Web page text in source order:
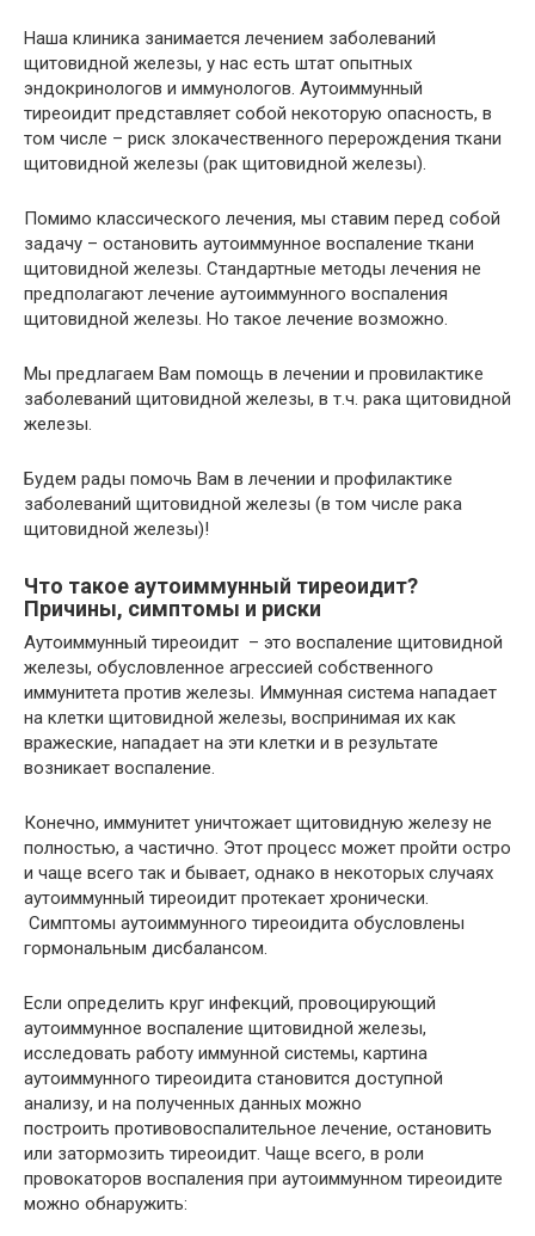
Наша клиника занимается лечением заболеваний
щитовидной железы, у нас есть штат опытных
эндокринологов и иммунологов. Аутоиммунный
тиреоидит представляет собой некоторую опасность, в
том числе – риск злокачественного перерождения ткани
щитовидной железы (рак щитовидной железы).
Помимо классического лечения, мы ставим перед собой
задачу – остановить аутоиммунное воспаление ткани
щитовидной железы. Стандартные методы лечения не
предполагают лечение аутоиммунного воспаления
щитовидной железы. Но такое лечение возможно.
Мы предлагаем Вам помощь в лечении и провилактике
заболеваний щитовидной железы, в т.ч. рака щитовидной
железы.
Будем рады помочь Вам в лечении и профилактике
заболеваний щитовидной железы (в том числе рака
щитовидной железы)!
Что такое аутоиммунный тиреоидит?
Причины, симптомы и риски
Аутоиммунный тиреоидит – это воспаление щитовидной
железы, обусловленное агрессией собственного
иммунитета против железы. Иммунная система нападает
на клетки щитовидной железы, воспринимая их как
вражеские, нападает на эти клетки и в результате
возникает воспаление.
Конечно, иммунитет уничтожает щитовидную железу не
полностью, а частично. Этот процесс может пройти остро
и чаще всего так и бывает, однако в некоторых случаях
аутоиммунный тиреоидит протекает хронически.
Симптомы аутоиммунного тиреоидита обусловлены
гормональным дисбалансом.
Если определить круг инфекций, провоцирующий
аутоиммунное воспаление щитовидной железы,
исследовать работу иммунной системы, картина
аутоиммунного тиреоидита становится доступной
анализу, и на полученных данных можно
построить противовоспалительное лечение, остановить
или затормозить тиреоидит. Чаще всего, в роли
провокаторов воспаления при аутоиммунном тиреоидите
можно обнаружить: